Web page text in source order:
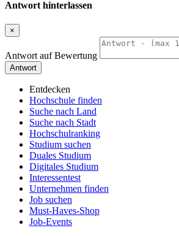
Antwort hinterlassen
×
Antwort auf Bewertung
Antwort
Entdecken
Hochschule finden
Suche nach Land
Suche nach Stadt
Hochschulranking
Studium suchen
Duales Studium
Digitales Studium
Interessentest
Unternehmen finden
Job suchen
Must-Haves-Shop
Job-Events